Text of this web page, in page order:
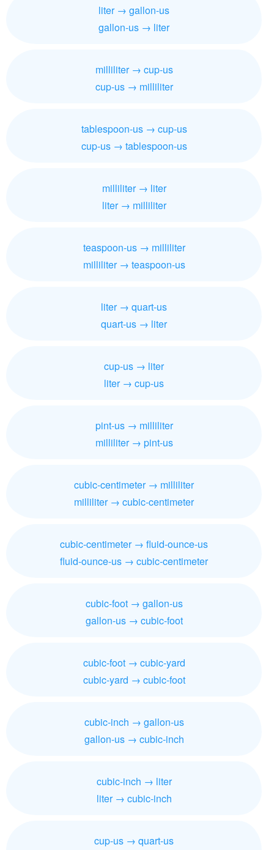
liter → gallon-us
gallon-us → liter
milliliter → cup-us
cup-us → milliliter
tablespoon-us → cup-us
cup-us → tablespoon-us
milliliter → liter
liter → milliliter
teaspoon-us → milliliter
milliliter → teaspoon-us
liter → quart-us
quart-us → liter
cup-us → liter
liter → cup-us
pint-us → milliliter
milliliter → pint-us
cubic-centimeter → milliliter
milliliter → cubic-centimeter
cubic-centimeter → fluid-ounce-us
fluid-ounce-us → cubic-centimeter
cubic-foot → gallon-us
gallon-us → cubic-foot
cubic-foot → cubic-yard
cubic-yard → cubic-foot
cubic-inch → gallon-us
gallon-us → cubic-inch
cubic-inch → liter
liter → cubic-inch
cup-us → quart-us